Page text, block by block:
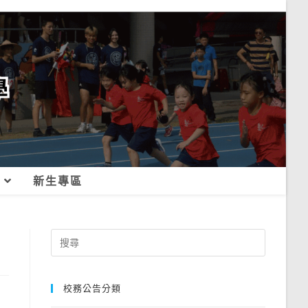
新生專區
Search
for:
校務公告分類